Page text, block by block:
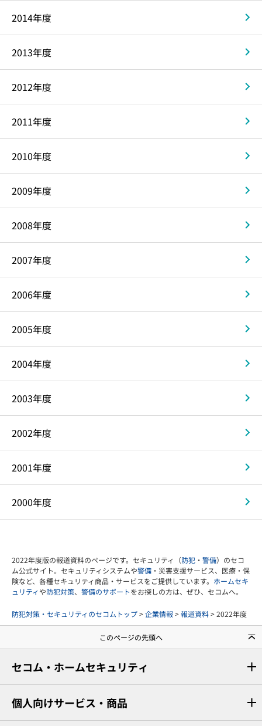
2014年度
2013年度
2012年度
2011年度
2010年度
2009年度
2008年度
2007年度
2006年度
2005年度
2004年度
2003年度
2002年度
2001年度
2000年度
2022年度版の報道資料のページです。セキュリティ（防犯 ・ 警備）のセコ
ム公式サイト。セキュリティシステムや警備 ・災害支援サービス、医療・保
険など、各種セキュリティ商品・サービスをご提供しています。 ホームセキ
ュリティや防犯対策、 警備のサポートをお探しの方は、ぜひ、セコムへ。
防犯対策・セキュリティのセコムトップ>企業情報 >報道資料> 2022年度
このページの先頭へ
セコム・ホームセキュリティ
個人向けサービス・商品